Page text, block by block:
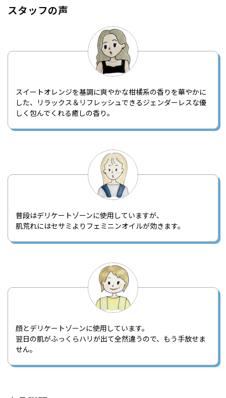
スタッフの声
スイートオレンジを基調に爽やかな柑橘系の香りを華やかに
した、リラックス＆リフレッシュできるジェンダーレスな優
しく包んでくれる癒しの香り。
普段はデリケートゾーンに使用していますが、
肌荒れにはセサミよりフェミニンオイルが効きます。
顔とデリケートゾーンに使用しています。
翌日の肌がふっくらハリが出て全然違うので、もう手放せま
せん。